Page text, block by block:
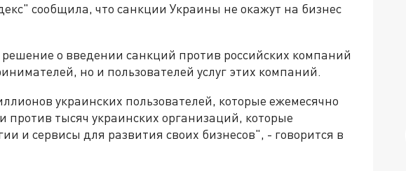
сообщила, что санкции Украины не окажут на бизнес
о введении санкций против российских компаний
но и пользователей услуг этих компаний.
украинских пользователей, которые ежемесячно
тысяч украинских организаций, которые
и сервисы для развития своих бизнесов", - говорится в